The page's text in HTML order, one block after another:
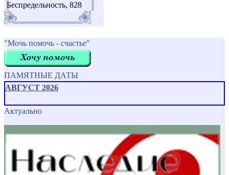
Беспредельность, 828
"Мочь помочь - счастье"
ПАМЯТНЫЕ ДАТЫ
АВГУСТ 2026
Актуально